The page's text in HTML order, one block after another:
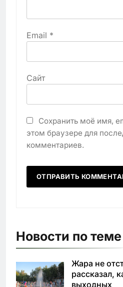
Email *
Сайт
Сохранить моё имя,
этом браузере для
комментариев.
Новости по теме
Жара не
рассказал,
выходных